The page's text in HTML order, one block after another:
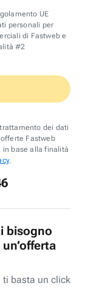
UE
personali per
di Fastweb e
#2
dei dati
Fastweb
in base alla finalità
.
bisogno
ti basta un click